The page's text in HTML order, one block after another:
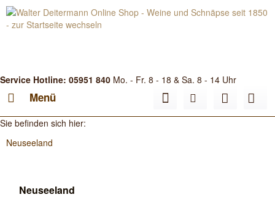
Service Hotline: 05951 840 Mo. - Fr. 8 - 18 & Sa. 8 - 14 Uhr
Menü
Sie befinden sich hier:
Neuseeland
Neuseeland